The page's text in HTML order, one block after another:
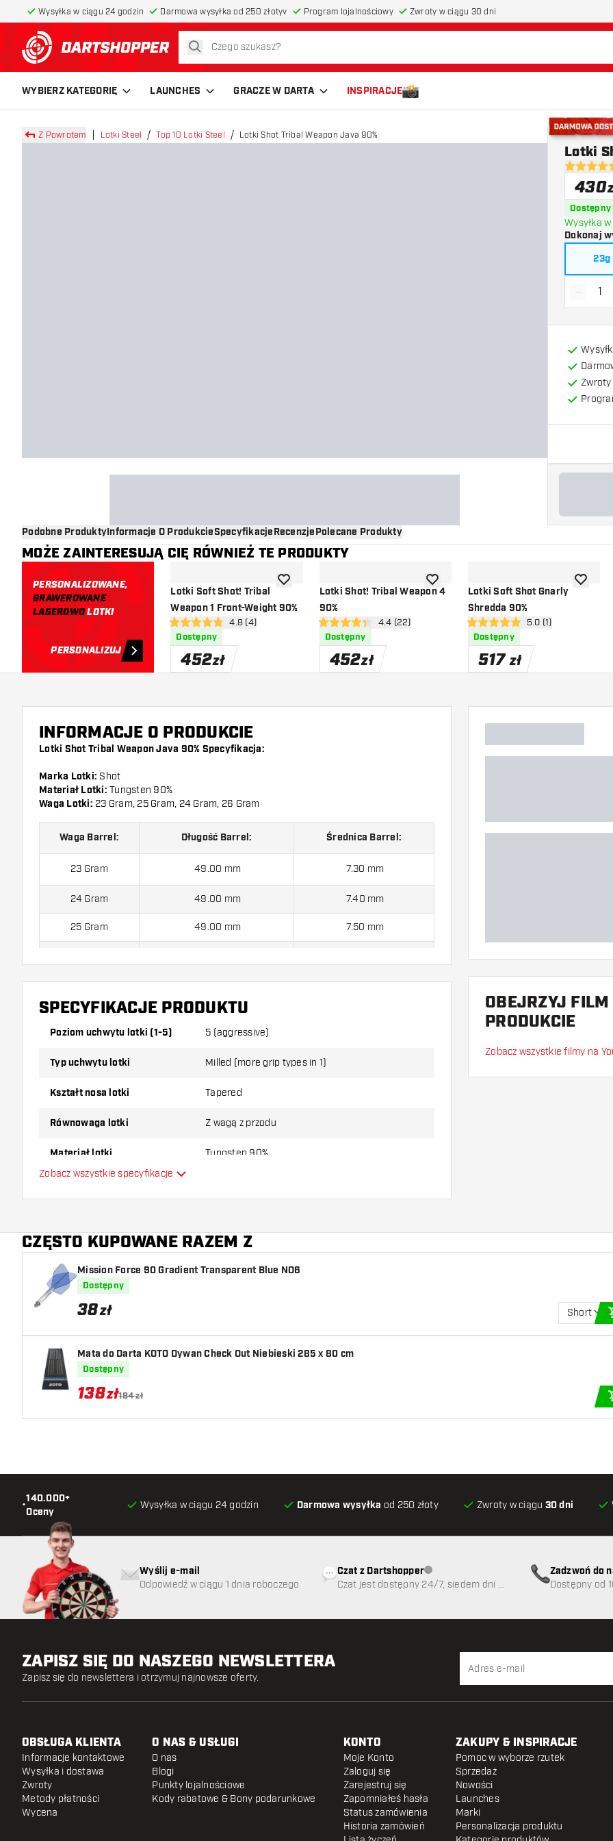
Wysyłka w ciągu 24 godzin Darmowa wysyłka od 250 złotyv Program lojalnościowy Zwroty w ciągu 30 dni
powrót do strony głównej
szukaj
WYBIERZ KATEGORIĘ LAUNCHES GRACZE W DARTA INSPIRACJE
Z Powrotem Lotki Steel Top 10 Lotki Steel Lotki Shot Tribal Weapon Java 90%
Darmowa
4.5
Lotki
430
Dostępny
Wysyłka
Dokonaj
23g
-
Zwroty
Podobne ProduktyInformacje O ProdukcieSpecyfikacjeRecenzjePolecane Produkty
MOŻE ZAINTERESUJĄ CIĘ RÓWNIEŻ TE PRODUKTY
PERSONALIZOWANE,
GRAWEROWANE
LASEROWOLOTKI
PERSONALIZUJ
Lotki Soft Shot! Tribal
Weapon 1 Front-Weight 90%
otwórz panel recenzji
4.8 gwiazdki oceny
4.8 (4)
Dostępny
452zł
dodaj do listy życzeń
Lotki Shot! Tribal Weapon 4
90%
otwórz panel recenzji
4.4 gwiazdki oceny4.4 (22)
Dostępny
452zł
dodaj do listy życzeńLotki Soft Shot Gnarly
Shredda 90%
otwórz panel recenzji
5 gwiazdki oceny5.0 (1)
Dostępny
517 zł
dodaj
INFORMACJE O PRODUKCIE
Lotki Shot Tribal Weapon Java 90% Specyfikacja:
Marka Lotki: Shot
Materiał Lotki: Tungsten 90%
Waga Lotki: 23 Gram, 25 Gram, 24 Gram, 26 Gram
Waga Barrel: Długość Barrel: Średnica Barrel:
23 Gram 49.00 mm 7.30 mm
24 Gram 49.00 mm 7.40 mm
25 Gram 49.00 mm 7.50 mm
Lotki Shot Tribal Weapon Java 90% jest dostarczony z:
SPECYFIKACJE PRODUKTU
Poziom uchwytu lotki (1-5) 5 (aggressive)
Typ uchwytu lotki Milled (more grip types in 1)
Kształt nosa lotki Tapered
Równowaga lotki Z wagą z przodu
Materiał lotki Tungsten 90%
Kolor lotki
Strefa uchwytu lotki
Kształt lotki
Waga lotki
Szerokość lotki (MM)
Długość lotki (MM)
Zobacz wszystkie specyfikacje
OBEJRZYJ FILM
PRODUKCIE
Zobacz wszystkie filmy na
CZĘSTO KUPOWANE RAZEM Z
Mission Force 90 Gradient Transparent Blue NO6
Dostępny
38zł Short
Mata do Darta KOTO Dywan Check Out Niebieski 285 x 80 cm
Dostępny
138zł184 zł
•
140.000+
Oceny
Wysyłka w ciągu 24 godzin Darmowa wysyłka od 250 złoty Zwroty w ciągu 30 dni
Wyślij e-mail
Odpowiedź w ciągu 1 dnia roboczego
Czat z DartshopperObsługa klienta niedostępna
Czat jest dostępny 24/7, siedem dni w
Zadzwoń do
89
Dostępny od
ZAPISZ SIĘ DO NASZEGO NEWSLETTERA
Zapisz się do newslettera i otrzymuj najnowsze oferty.
OBSŁUGA KLIENTA
Informacje kontaktowe
Wysyłka i dostawa
Zwroty
Metody płatności
Wycena
O NAS & USŁUGI
O nas
Blogi
Punkty lojalnościowe
Kody rabatowe & Bony podarunkowe
KONTO
Moje Konto
Zaloguj się
Zarejestruj się
Zapomniałeś hasła
Status zamówienia
Historia zamówień
ZAKUPY & INSPIRACJE
Pomoc w wyborze rzutek
Sprzedaż
Nowości
Launches
Marki
Personalizacja produktu